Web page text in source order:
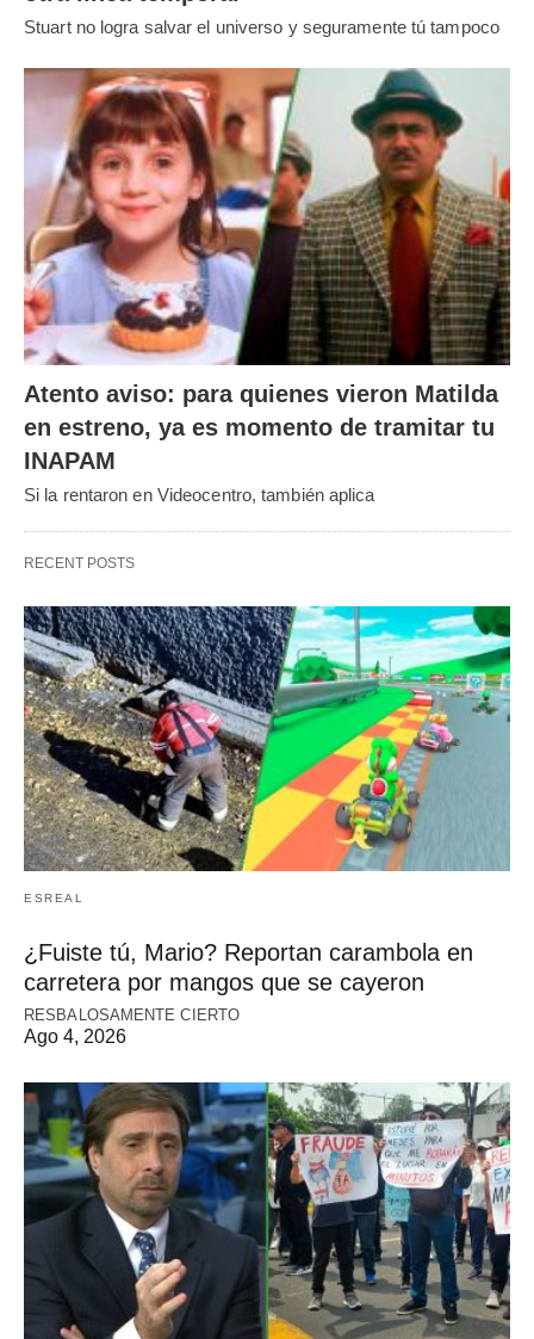
Stuart no logra salvar el universo y seguramente tú tampoco
Atento aviso: para quienes vieron Matilda
en estreno, ya es momento de tramitar tu
INAPAM
Si la rentaron en Videocentro, también aplica
RECENT POSTS
ESREAL
¿Fuiste tú, Mario? Reportan carambola en
carretera por mangos que se cayeron
RESBALOSAMENTE CIERTO
Ago 4, 2026